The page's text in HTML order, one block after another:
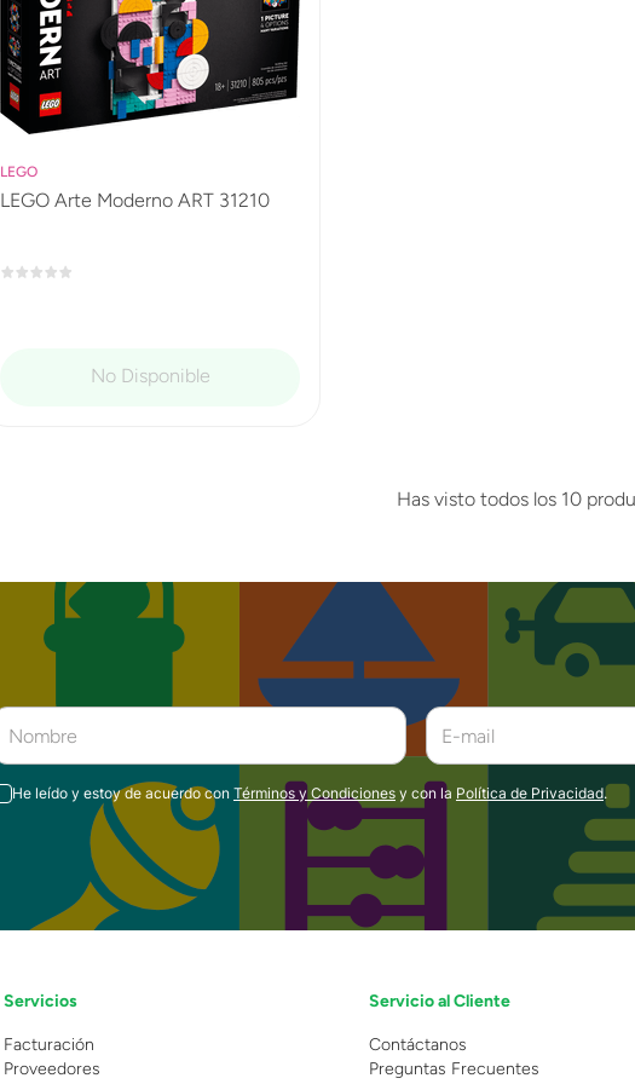
LEGO
LEGO Arte Moderno ART 31210
Has visto todos los 10
He leído y estoy de acuerdo con Términos y Condiciones y con la Política de Privacidad.
Servicios
Facturación
Proveedores
Servicio al Cliente
Contáctanos
Preguntas Frecuentes